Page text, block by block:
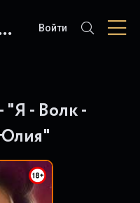
KNIGI.COM Войти
"Я - Волк -